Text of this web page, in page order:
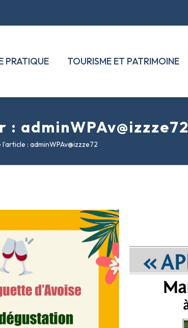
PRATIQUE TOURISME ET PATRIMOINE
: adminWPAv@izzze72
: adminWPAv@izzze72